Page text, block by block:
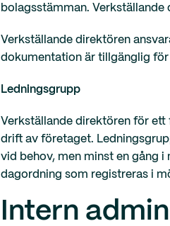
bolagsstämman.
Verkställande direktören
dokumentation är tillgänglig för
Ledningsgrupp
Verkställande direktören för
drift av företaget.
vid behov, men minst en gång
dagordning som registreras i
Intern